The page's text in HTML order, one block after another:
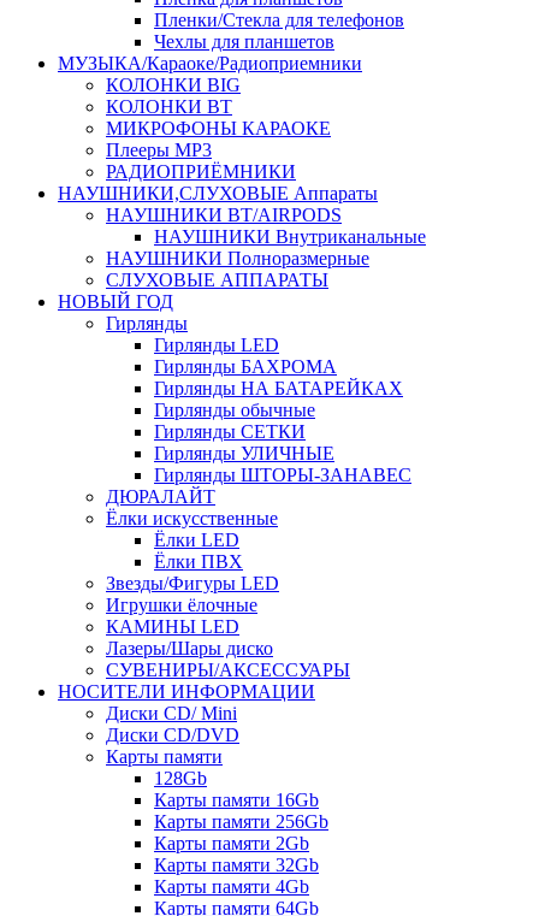
Пленки/Стекла для телефонов
Чехлы для планшетов
МУЗЫКА/Караоке/Радиоприемники
КОЛОНКИ BIG
КОЛОНКИ BT
МИКРОФОНЫ КАРАОКЕ
Плееры MP3
РАДИОПРИЁМНИКИ
НАУШНИКИ,СЛУХОВЫЕ Аппараты
НАУШНИКИ BT/AIRPODS
НАУШНИКИ Внутриканальные
НАУШНИКИ Полноразмерные
СЛУХОВЫЕ АППАРАТЫ
НОВЫЙ ГОД
Гирлянды
Гирлянды LED
Гирлянды БАХРОМА
Гирлянды НА БАТАРЕЙКАХ
Гирлянды обычные
Гирлянды СЕТКИ
Гирлянды УЛИЧНЫЕ
Гирлянды ШТОРЫ-ЗАНАВЕС
ДЮРАЛАЙТ
Ёлки искусственные
Ёлки LED
Ёлки ПВХ
Звезды/Фигуры LED
Игрушки ёлочные
КАМИНЫ LED
Лазеры/Шары диско
СУВЕНИРЫ/АКСЕССУАРЫ
НОСИТЕЛИ ИНФОРМАЦИИ
Диски CD/ Mini
Диски CD/DVD
Карты памяти
128Gb
Карты памяти 16Gb
Карты памяти 256Gb
Карты памяти 2Gb
Карты памяти 32Gb
Карты памяти 4Gb
Карты памяти 64Gb